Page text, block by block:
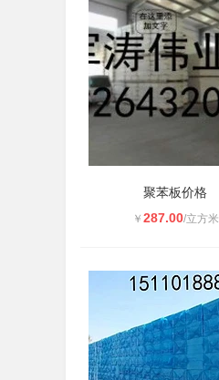
聚苯板价格
￥ 287.00/立方米